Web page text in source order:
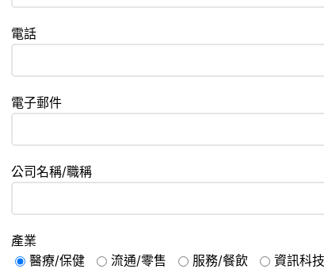
電話
電子郵件
公司名稱/職稱
產業
醫療/保健
流通/零售 服務/餐飲 資訊科技